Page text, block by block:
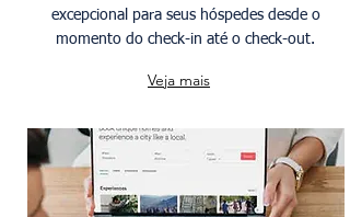
excepcional para seus hóspedes desde o
momento do check-in até o check-out.
Veja mais